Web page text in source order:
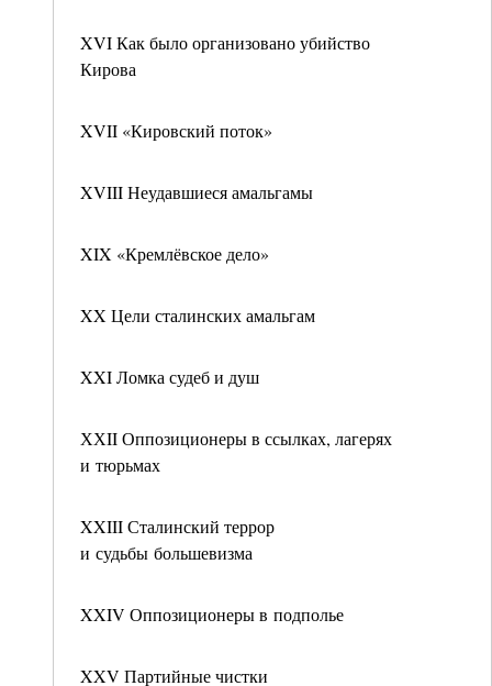
XVI Как было организовано убийство
Кирова
XVII «Кировский поток»
XVIII Неудавшиеся амальгамы
XIX «Кремлёвское дело»
XX Цели сталинских амальгам
XXI Ломка судеб и душ
ХХII Оппозиционеры в ссылках, лагерях
и тюрьмах
XXIII Сталинский террор
и судьбы большевизма
XXIV Оппозиционеры в подполье
XXV Партийные чистки